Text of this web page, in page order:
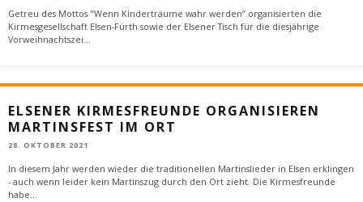
Getreu des Mottos "Wenn Kinderträume wahr werden“ organisierten die
Kirmesgesellschaft Elsen-Fürth sowie der Elsener Tisch für die diesjährige
Vorweihnachtszei...
ELSENER KIRMESFREUNDE ORGANISIEREN
MARTINSFEST IM ORT
28. OKTOBER 2021
In diesem Jahr werden wieder die traditionellen Martinslieder in Elsen erklingen
- auch wenn leider kein Martinszug durch den Ort zieht. Die Kirmesfreunde
habe...